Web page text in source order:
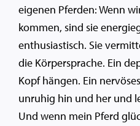
eigenen Pferden: Wenn
kommen, sind sie
enthusiastisch. Sie
die Körpersprache. Ein
Kopf hängen. Ein
unruhig hin und her und
Und wenn mein Pferd